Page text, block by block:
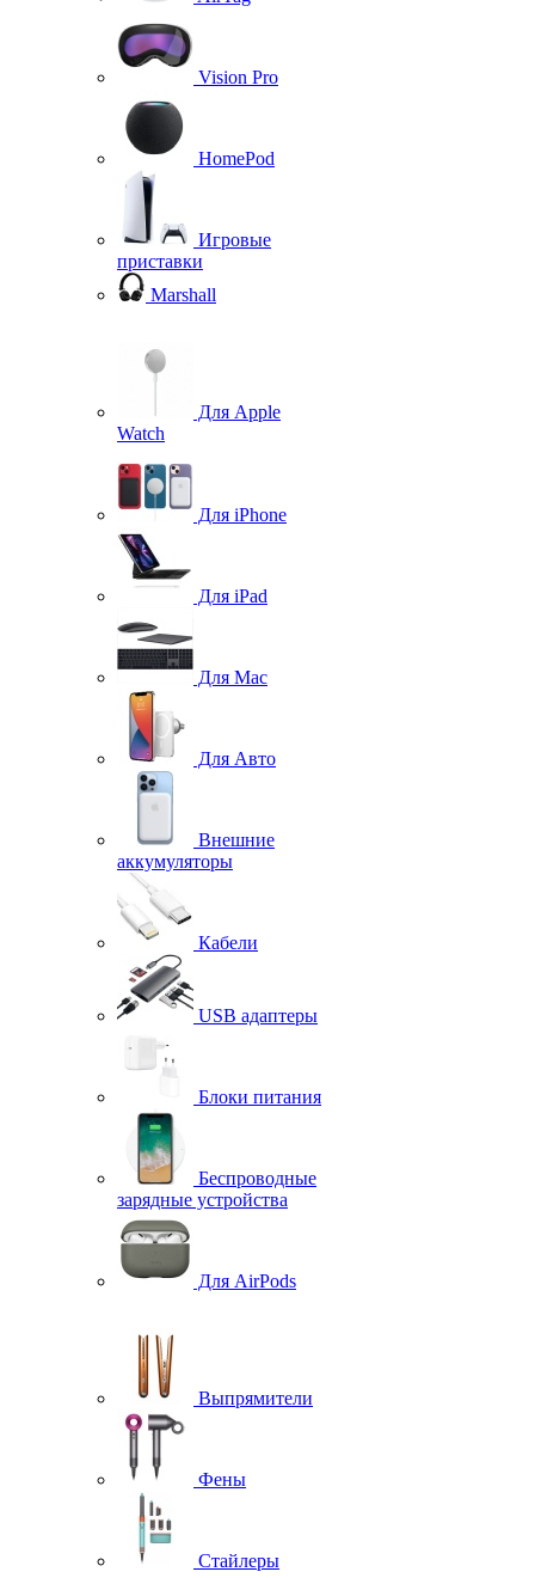
Vision Pro
HomePod
Игровые
приставки
Marshall
Для Apple
Watch
Для iPhone
Для iPad
Для Mac
Для Авто
Внешние
аккумуляторы
Кабели
USB адаптеры
Блоки питания
Беспроводные
зарядные устройства
Для AirPods
Выпрямители
Фены
Стайлеры